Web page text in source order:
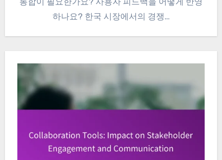
하나요? 한국 시장에서의 경쟁…